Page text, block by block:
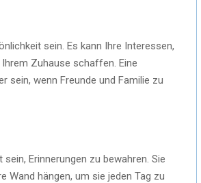
sein. Es kann Ihre Interessen,
Zuhause schaffen. Eine
sein, wenn Freunde und Familie zu
Erinnerungen zu bewahren. Sie
Wand hängen, um sie jeden Tag zu